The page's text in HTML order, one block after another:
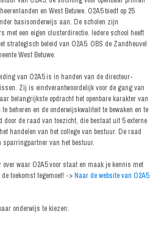
en West Betuwe. O2A5 biedt op 25
basisonderwijs aan. De scholen zijn
met een eigen clusterdirectie. Iedere school heeft
strategisch beleid van O2A5. OBS de Zandheuvel
West Betuwe.
van O2A5 is in handen van de directeur-
Zij is eindverantwoordelijk voor de gang van
belangrijkste opdracht het openbare karakter van
beheren en de onderwijskwaliteit te bewaken en te
door de raad van toezicht, die bestaat uit 5 externe
handelen van het college van bestuur. De raad
van het bestuur.
over waar O2A5 voor staat en maak je kennis met
toekomst tegemoet! ->Naar de website van O2A5
onderwijs te kiezen: